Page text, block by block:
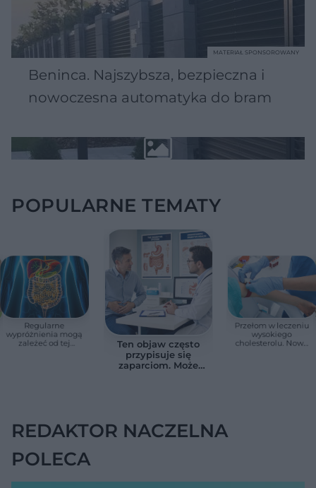
Beninca. Najszybsza, bezpieczna i
nowoczesna automatyka do bram
MATERIAŁ SPONSOROWANY
POPULARNE TEMATY
Regularne
wypróżnienia mogą
zależeć od tej
Ten objaw często
przypisuje się
zaparciom. Może
Przełom w leczeniu
wysokiego
cholesterolu. Nowa
REDAKTOR NACZELNA
POLECA